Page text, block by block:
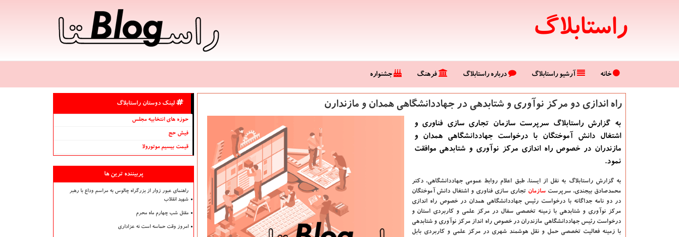
راستابلاگ
خانه آرشیو راستابلاگ درباره راستابلاگ فرهنگ جشنواره
راه اندازی دو مركز نوآوری و شتابدهی در جهاددانشگاهی همدان و مازندارن
به گزارش راستابلاگ سرپرست سازمان تجاری سازی فناوری و
اشتغال دانش آموختگان با درخواست جهاددانشگاهی همدان و
مازندران در خصوص راه اندازی مركز نوآوری و شتابدهی موافقت
نمود.
به گزارش راستابلاگ به نقل از ایسنا،طبق اعلام روابط عمومی جهاددانشگاهی، دكتر
محمدصادق بیجندی، سرپرست سازمان تجاری سازی فناوری و اشتغال دانش آموختگان
در دو نامه جداگانه با درخواست رئیس جهاددانشگاهی همدان در خصوص راه اندازی
مركز نوآوری و شتابدهی با زمینه تخصصی سفال در مركز علمی و كاربردی استان و
درخواست رئیس جهاددانشگاهی مازندران در خصوص راه انداز مركز نوآوری و شتابدهی
با زمینه فعالیت تخصصی حمل و نقل هوشمند شهری در مركز علمی و كاربردی بابل
لینک دوستان راستابلاگ
حوزه های انتخابیه مجلس
فیش حج
قیمت بیسیم موتورولا
پربیننده ترین ها
راهنمای عبور زوار از بزرگراه چالوس به مراسم وداع با رهبر
شهید انقلاب
مقتل شب چهارم ماه محرم
امروز وقت حماسه است نه عزاداری